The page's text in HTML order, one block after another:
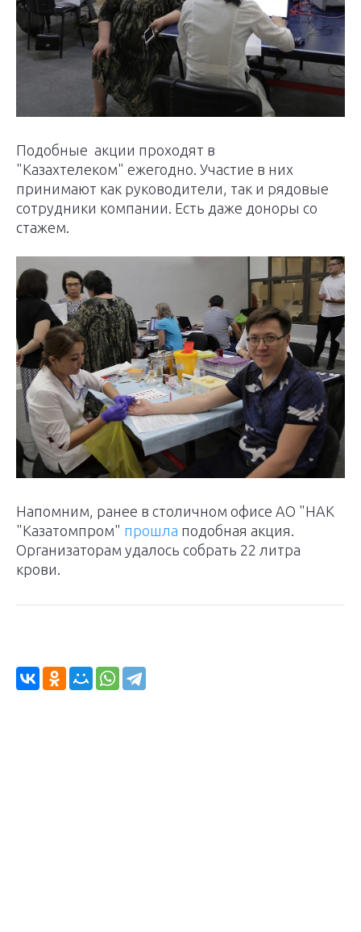
Подобные акции проходят в
"Казахтелеком" ежегодно. Участие в них
принимают как руководители, так и рядовые
сотрудники компании. Есть даже доноры со
стажем.
Напомним, ранее в столичном офисе АО "НАК
"Казатомпром" прошла подобная акция.
Организаторам удалось собрать 22 литра
крови.